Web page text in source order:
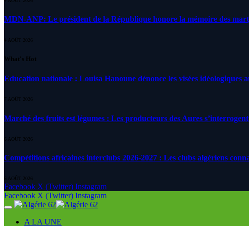
MDN-ANP: Le président de la République honore la mémoire des
4 AOÛT 2026
What's Hot
Education nationale : Louisa Hanoune dénonce les visées idéologiques
7 AOÛT 2026
Marché des fruits est légumes : Les producteurs des Aures
6 AOÛT 2026
Compétitions africaines interclubs 2026-2027 : Les clubs algériens
6 AOÛT 2026
Facebook X (Twitter) Instagram
Facebook X (Twitter) Instagram
A LA UNE